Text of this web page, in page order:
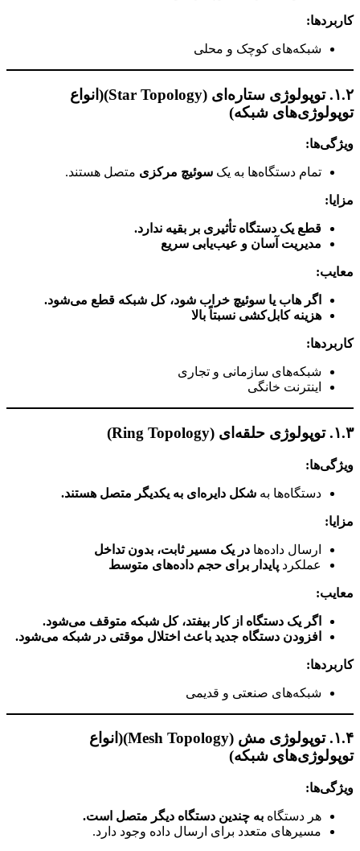
کاربردها:
شبکه‌های کوچک و محلی
۱.۲. توپولوژی ستاره‌ای (Star Topology)
(انواع
توپولوژی‌های شبکه)
ویژگی‌ها:
تمام دستگاه‌ها به یک سوئیچ مرکزی متصل هستند.
مزایا:
قطع یک دستگاه تأثیری بر بقیه ندارد.
مدیریت آسان و عیب‌یابی سریع
معایب:
اگر هاب یا سوئیچ خراب شود، کل شبکه قطع می‌شود.
هزینه کابل‌کشی نسبتاً بالا
کاربردها:
شبکه‌های سازمانی و تجاری
اینترنت خانگی
۱.۳. توپولوژی حلقه‌ای (Ring Topology)
ویژگی‌ها:
دستگاه‌ها به شکل دایره‌ای به یکدیگر متصل هستند.
مزایا:
ارسال داده‌ها در یک مسیر ثابت، بدون تداخل
عملکرد پایدار برای حجم داده‌های متوسط
معایب:
اگر یک دستگاه از کار بیفتد، کل شبکه متوقف می‌شود.
افزودن دستگاه جدید باعث اختلال موقتی در شبکه می‌شود.
کاربردها:
شبکه‌های صنعتی و قدیمی
۱.۴. توپولوژی مش (Mesh Topology)
(انواع
توپولوژی‌های شبکه)
ویژگی‌ها:
هر دستگاه به چندین دستگاه دیگر متصل است.
مسیرهای متعدد برای ارسال داده وجود دارد.